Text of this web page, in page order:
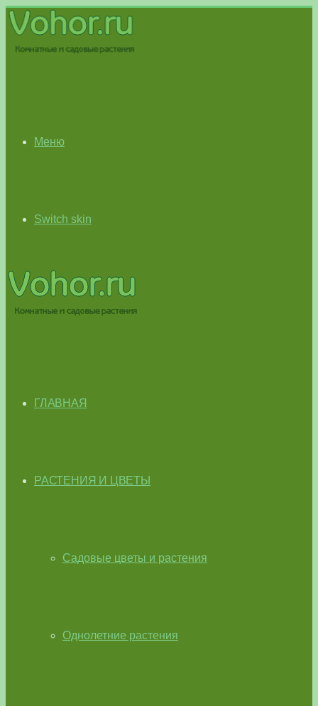
Меню
Switch skin
ГЛАВНАЯ
РАСТЕНИЯ И ЦВЕТЫ
Садовые цветы и растения
Однолетние растения